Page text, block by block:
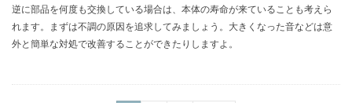
逆に部品を何度も交換している場合は、本体の寿命が来ていることも考えら
れます。まずは不調の原因を追求してみましょう。大きくなった音などは意
外と簡単な対処で改善することができたりしますよ。